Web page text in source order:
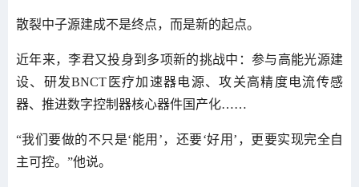
散裂中子源建成不是终点，而是新的起点。
近年来，李君又投身到多项新的挑战中：参与高能光源建
设、研发BNCT医疗加速器电源、攻关高精度电流传感
器、推进数字控制器核心器件国产化……
“我们要做的不只是‘能用’，还要‘好用’，更要实现完全自
主可控。”他说。